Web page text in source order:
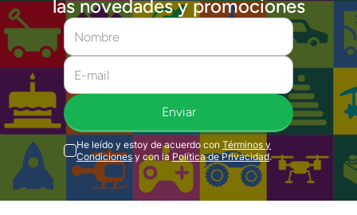
las novedades y promociones
Enviar
He leído y estoy de acuerdo con Términos y
Condiciones y con la Política de Privacidad.